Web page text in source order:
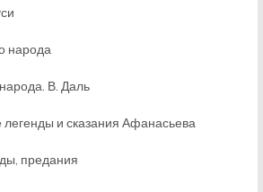
народа
В. Даль
и сказания Афанасьева
предания